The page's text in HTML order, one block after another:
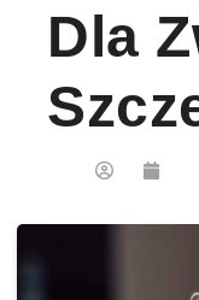
Dla